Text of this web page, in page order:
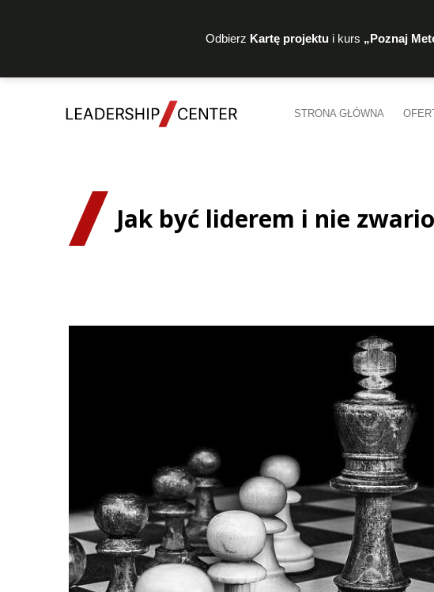
Odbierz Kartę projektui kurs „Poznaj
STRONA GŁÓWNA
Jak być liderem i nie